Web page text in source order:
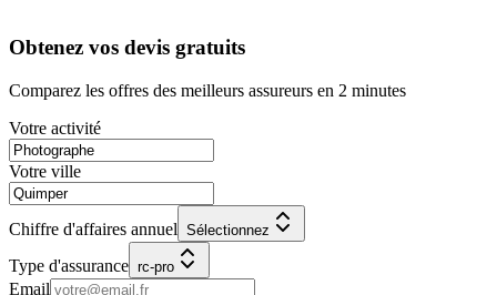
Obtenez vos devis gratuits
Comparez les offres des meilleurs assureurs en 2 minutes
Votre activité
Votre ville
Chiffre d'affaires annuel Sélectionnez
Type d'assurance rc-pro
Email